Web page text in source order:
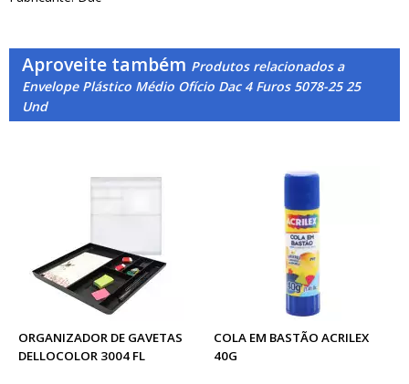
Aproveite também Produtos relacionados a
Envelope Plástico Médio Ofício Dac 4 Furos 5078-25 25
Und
ORGANIZADOR DE GAVETAS
DELLOCOLOR 3004 FL
COLA EM BASTÃO ACRILEX
40G